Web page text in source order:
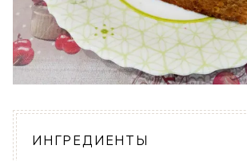
ИНГРЕДИЕНТЫ